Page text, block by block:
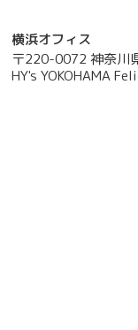
横浜オフィス
〒220-0072 神奈川
HY's YOKOHAMA